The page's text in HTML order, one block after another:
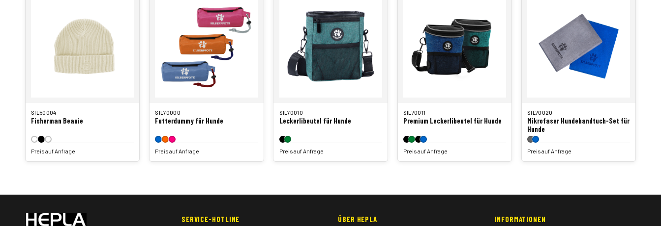
SIL50004
Fisherman Beanie
Preis auf Anfrage
SIL70000
Futterdummy für Hunde
Preis auf Anfrage
SIL70010
Leckerlibeutel für Hunde
Preis auf Anfrage
SIL70011
Premium Leckerlibeutel für Hunde
Preis auf Anfrage
SIL70020
Mikrofaser Hundehandtuch-Set für
Hunde
Preis auf Anfrage
SERVICE-HOTLINE ÜBER HEPLA INFORMATIONEN